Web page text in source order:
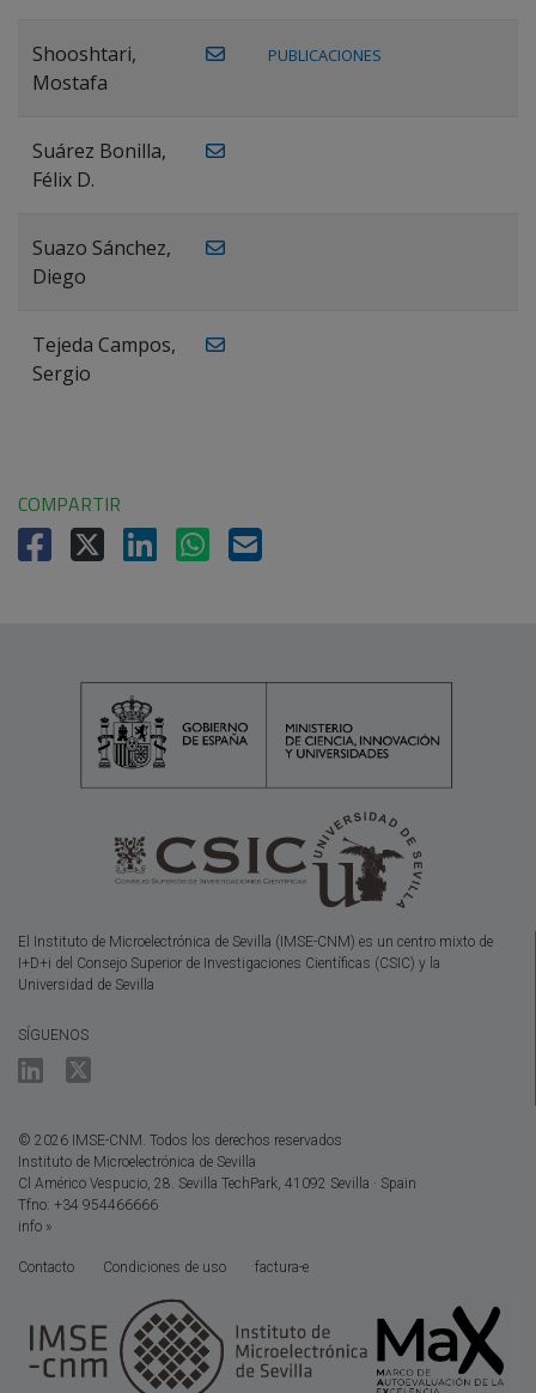
Shooshtari,
Mostafa
PUBLICACIONES
Suárez Bonilla,
Félix D.
Suazo Sánchez,
Diego
Tejeda Campos,
Sergio
COMPARTIR
El Instituto de Microelectrónica de Sevilla (IMSE-CNM) es un centro mixto de
I+D+i del Consejo Superior de Investigaciones Científicas (CSIC) y la
Universidad de Sevilla
SÍGUENOS
© 2026 IMSE-CNM. Todos los derechos reservados
Instituto de Microelectrónica de Sevilla
Cl Américo Vespucio, 28. Sevilla TechPark, 41092 Sevilla · Spain
Tfno: +34 954466666
info »
Contacto Condiciones de uso factura-e